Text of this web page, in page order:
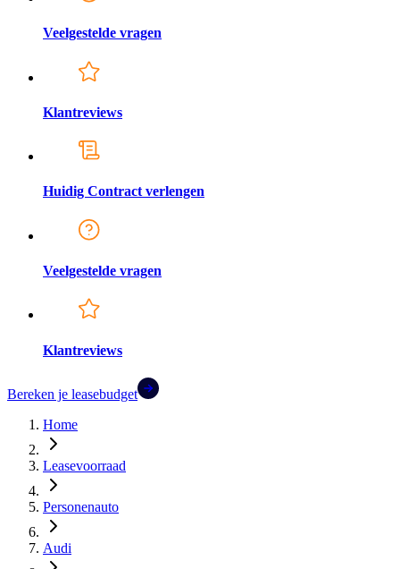
Veelgestelde vragen
Klantreviews
Huidig Contract verlengen
Veelgestelde vragen
Klantreviews
Bereken je leasebudget
Home
Leasevoorraad
Personenauto
Audi